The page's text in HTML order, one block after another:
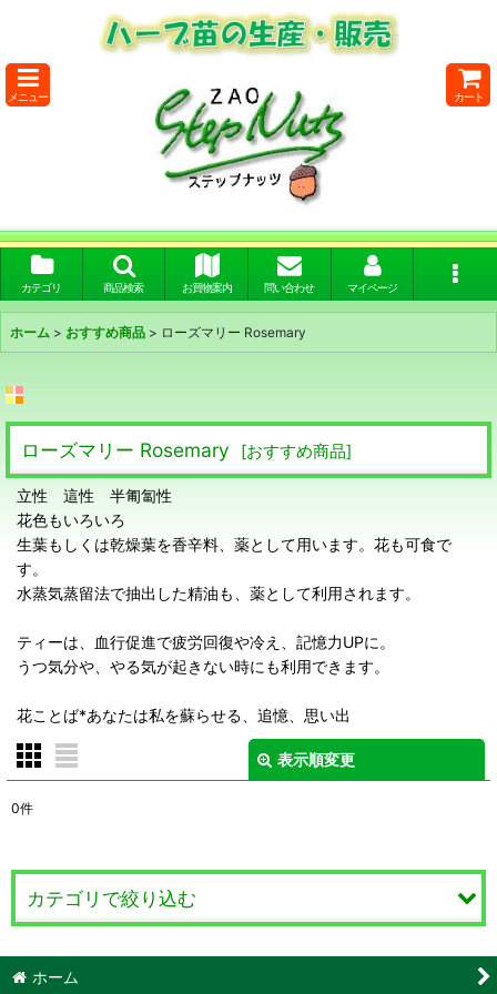
メニュー カート
カテゴリ 商品検索 お買物案内 問い合わせ マイページ
ホーム > おすすめ商品 > ローズマリー Rosemary
ローズマリー Rosemary [おすすめ商品]
立性 這性 半匍匐性
花色もいろいろ
生葉もしくは乾燥葉を香辛料、薬として用います。花も可食で
す。
水蒸気蒸留法で抽出した精油も、薬として利用されます。
ティーは、血行促進で疲労回復や冷え、記憶力UPに。
うつ気分や、やる気が起きない時にも利用できます。
花ことば*あなたは私を蘇らせる、追憶、思い出
表示順変更
サブカテゴリ
並び順:
0件
カテゴリで絞り込む
ホーム